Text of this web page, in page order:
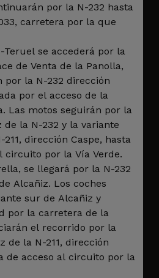
por la N-232 hasta
carretera por la que
Teruel se accederá por la
de Venta de la Panolla,
por la N-232 dirección
por el acceso de la
Las motos seguirán por la
la N-232 y la variante
dirección Caspe, hasta
circuito por la Vía Verde.
se llegará por la N-232
Alcañiz. Los coches
sur de Alcañiz y
por la carretera de la
de la N-211, dirección
de acceso al circuito por la